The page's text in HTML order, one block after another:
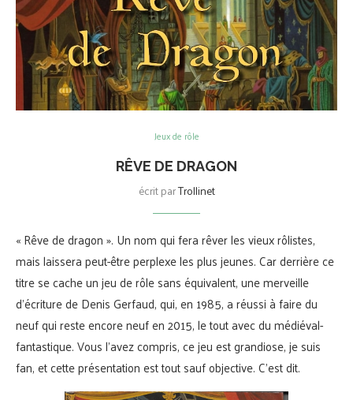
Jeux de rôle
RÊVE DE DRAGON
écrit parTrollinet
« Rêve de dragon ». Un nom qui fera rêver les vieux rôlistes,
mais laissera peut-être perplexe les plus jeunes. Car derrière ce
titre se cache un jeu de rôle sans équivalent, une merveille
d’écriture de Denis Gerfaud, qui, en 1985, a réussi à faire du
neuf qui reste encore neuf en 2015, le tout avec du médiéval-
fantastique. Vous l’avez compris, ce jeu est grandiose, je suis
fan, et cette présentation est tout sauf objective. C’est dit.